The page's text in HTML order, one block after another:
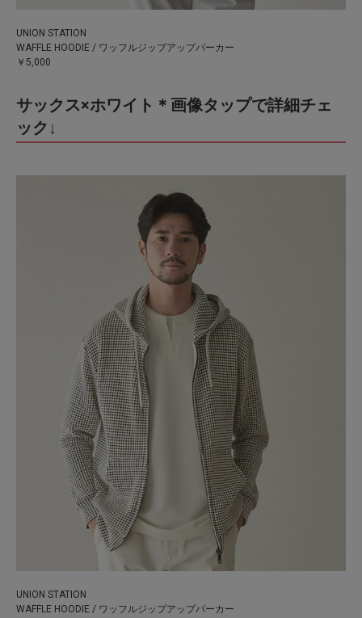
UNION STATION
WAFFLE HOODIE / ワッフルジップアップパーカー
￥5,000
サックス×ホワイト＊画像タップで詳細チェ
ック↓
UNION STATION
WAFFLE HOODIE / ワッフルジップアップパーカー